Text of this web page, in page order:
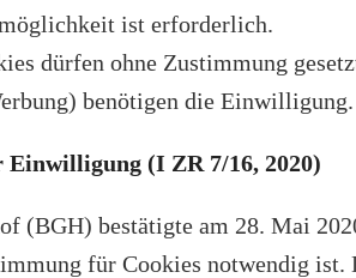
ist erforderlich.
dürfen ohne Zustimmung
benötigen die Einwilligung.
(I ZR 7/16, 2020)
(BGH) bestätigte am 28. Mai
für Cookies notwendig ist.